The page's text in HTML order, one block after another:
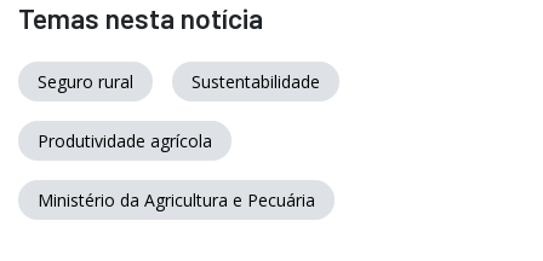
Temas nesta notícia
Seguro rural Sustentabilidade
Produtividade agrícola
Ministério da Agricultura e Pecuária